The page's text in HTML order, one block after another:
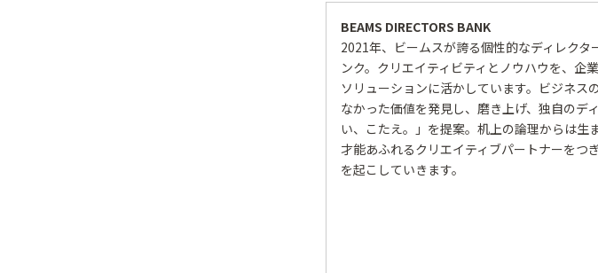
BEAMS DIRECTORS BANK
2021年、ビームスが誇る個性的なディレク
ンク。クリエイティビティとノウハウを、企
ソリューションに活かしています。ビジネス
なかった価値を発見し、磨き上げ、独自のデ
い、こたえ。」を提案。机上の論理からは生
才能あふれるクリエイティブパートナーをつ
を起こしていきます。